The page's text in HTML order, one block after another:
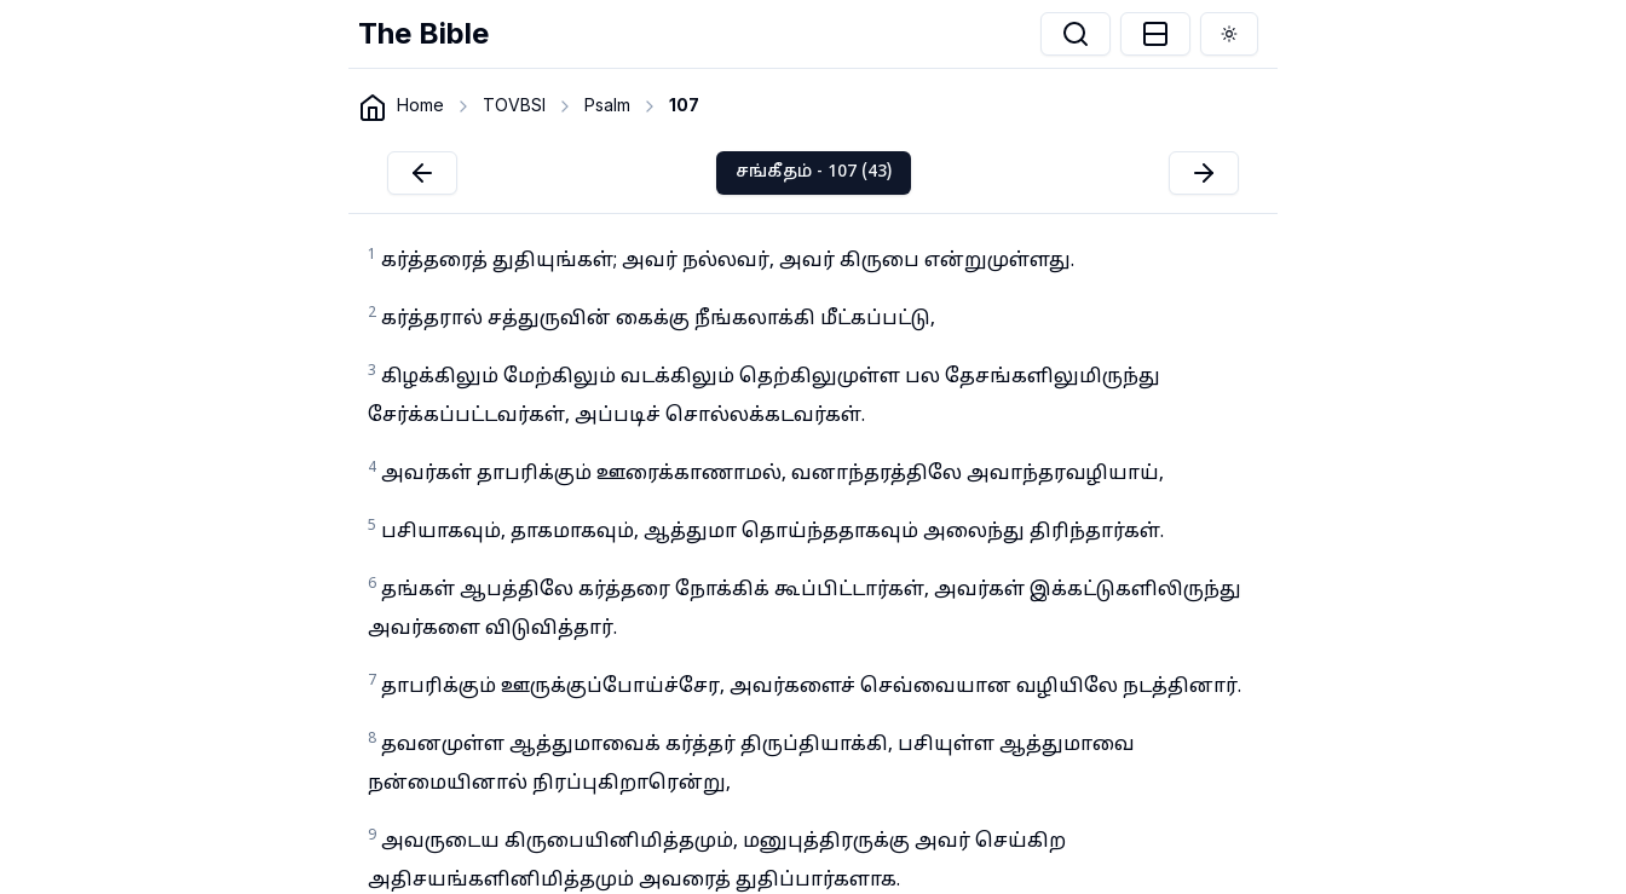
The Bible Toggle theme
Home TOVBSI Psalm 107
சங்கீதம் - 107 (43)
1 கர்த்தரைத் துதியுங்கள்; அவர் நல்லவர், அவர் கிருபை என்றுமுள்ளது.
2 கர்த்தரால் சத்துருவின் கைக்கு நீங்கலாக்கி மீட்கப்பட்டு,
3 கிழக்கிலும் மேற்கிலும் வடக்கிலும் தெற்கிலுமுள்ள பல தேசங்களிலுமிருந்து
சேர்க்கப்பட்டவர்கள், அப்படிச் சொல்லக்கடவர்கள்.
4 அவர்கள் தாபரிக்கும் ஊரைக்காணாமல், வனாந்தரத்திலே அவாந்தரவழியாய்,
5 பசியாகவும், தாகமாகவும், ஆத்துமா தொய்ந்ததாகவும் அலைந்து திரிந்தார்கள்.
6 தங்கள் ஆபத்திலே கர்த்தரை நோக்கிக் கூப்பிட்டார்கள், அவர்கள் இக்கட்டுகளிலிருந்து
அவர்களை விடுவித்தார்.
7 தாபரிக்கும் ஊருக்குப்போய்ச்சேர, அவர்களைச் செவ்வையான வழியிலே நடத்தினார்.
8 தவனமுள்ள ஆத்துமாவைக் கர்த்தர் திருப்தியாக்கி, பசியுள்ள ஆத்துமாவை
நன்மையினால் நிரப்புகிறாரென்று,
9 அவருடைய கிருபையினிமித்தமும், மனுபுத்திரருக்கு அவர் செய்கிற
அதிசயங்களினிமித்தமும் அவரைத் துதிப்பார்களாக.